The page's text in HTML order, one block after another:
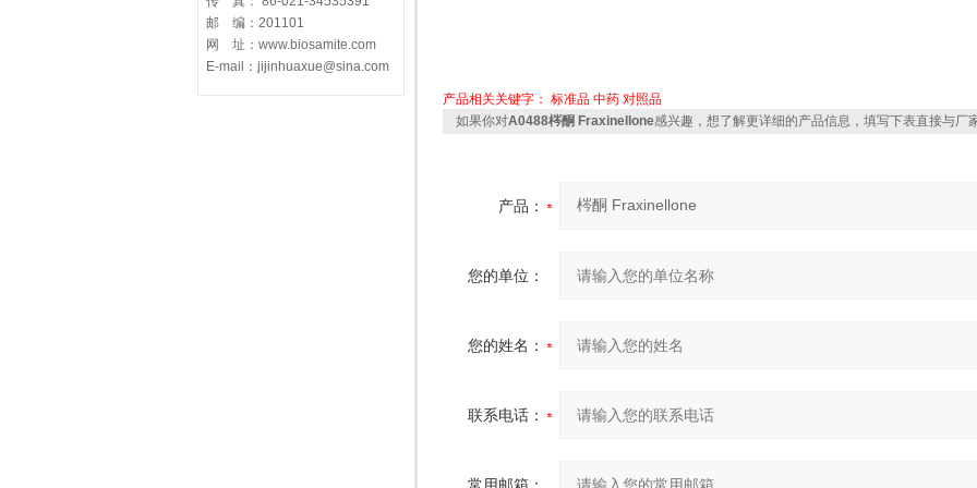
邮 编：201101
网 址：www.biosamite.com
E-mail：jijinhuaxue@sina.com
产品相关关键字： 标准品 中药 对照品
如果你对A0488梣酮 Fraxinellone感兴趣，想了解更详细的产品信息，填写下表直接与厂
产品：
您的单位：
您的姓名：
联系电话：